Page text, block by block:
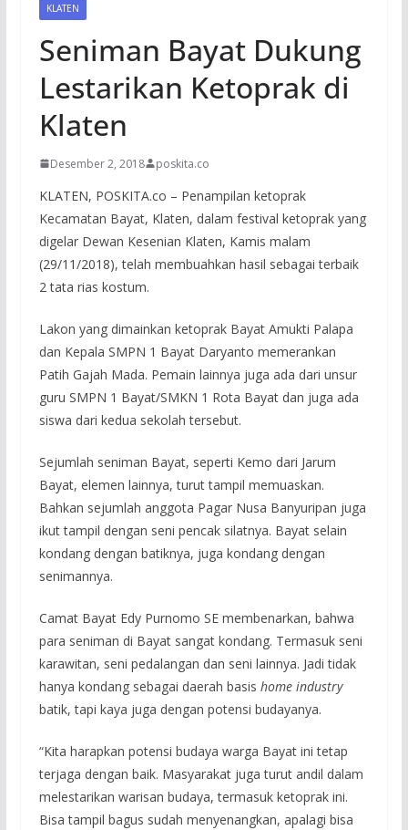
KLATEN
Seniman Bayat Dukung
Lestarikan Ketoprak di
Klaten
Desember 2, 2018 poskita.co
KLATEN, POSKITA.co – Penampilan ketoprak
Kecamatan Bayat, Klaten, dalam festival ketoprak yang
digelar Dewan Kesenian Klaten, Kamis malam
(29/11/2018), telah membuahkan hasil sebagai terbaik
2 tata rias kostum.
Lakon yang dimainkan ketoprak Bayat Amukti Palapa
dan Kepala SMPN 1 Bayat Daryanto memerankan
Patih Gajah Mada. Pemain lainnya juga ada dari unsur
guru SMPN 1 Bayat/SMKN 1 Rota Bayat dan juga ada
siswa dari kedua sekolah tersebut.
Sejumlah seniman Bayat, seperti Kemo dari Jarum
Bayat, elemen lainnya, turut tampil memuaskan.
Bahkan sejumlah anggota Pagar Nusa Banyuripan juga
ikut tampil dengan seni pencak silatnya. Bayat selain
kondang dengan batiknya, juga kondang dengan
senimannya.
Camat Bayat Edy Purnomo SE membenarkan, bahwa
para seniman di Bayat sangat kondang. Termasuk seni
karawitan, seni pedalangan dan seni lainnya. Jadi tidak
hanya kondang sebagai daerah basis home industry
batik, tapi kaya juga dengan potensi budayanya.
“Kita harapkan potensi budaya warga Bayat ini tetap
terjaga dengan baik. Masyarakat juga turut andil dalam
melestarikan warisan budaya, termasuk ketoprak ini.
Bisa tampil bagus sudah menyenangkan, apalagi bisa